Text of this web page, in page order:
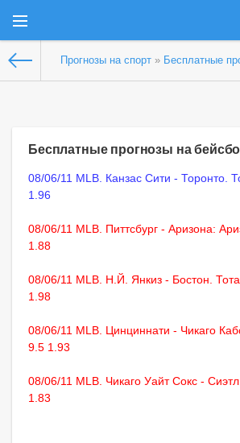
Прогнозы на спорт » Бесплатные
Бесплатные прогнозы на
08/06/11 MLB. Канзас Сити - Торонто.
1.96
08/06/11 MLB. Питтсбург - Аризона:
1.88
08/06/11 MLB. Н.Й. Янкиз - Бостон.
1.98
08/06/11 MLB. Цинциннати - Чикаго
9.5 1.93
08/06/11 MLB. Чикаго Уайт Сокс -
1.83